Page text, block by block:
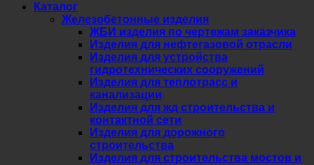
Каталог
Железобетонные изделия
ЖБИ изделия по чертежам заказчика
Изделия для нефтегазовой отрасли
Изделия для устройства
гидротехнических сооружений
Изделия для теплотрасс и
канализации
Изделия для жд строительства и
контактной сети
Изделия для дорожного
строительства
Изделия для строительства мостов и